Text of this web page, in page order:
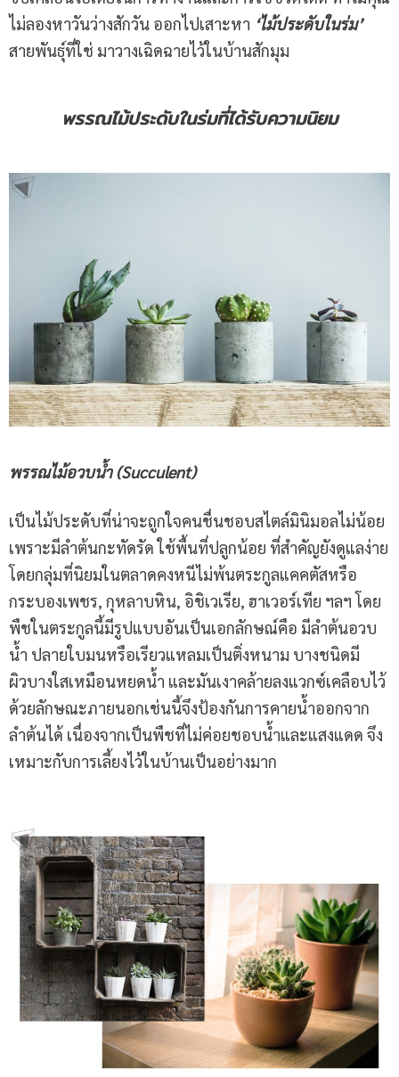
ไม่ลองหาวันว่างสักวัน ออกไปเสาะหา ‘ไม้ประดับในร่ม’
สายพันธุ์ที่ใช่ มาวางเฉิดฉายไว้ในบ้านสักมุม
พรรณไม้ประดับในร่มที่ได้รับความนิยม
พรรณไม้อวบน้ำ (Succulent)
เป็นไม้ประดับที่น่าจะถูกใจคนชื่นชอบสไตล์มินิมอลไม่น้อย
เพราะมีลำต้นกะทัดรัด ใช้พื้นที่ปลูกน้อย ที่สำคัญยังดูแลง่าย
โดยกลุ่มที่นิยมในตลาดคงหนีไม่พ้นตระกูลแคคตัสหรือ
กระบองเพชร, กุหลาบหิน, อิชิเวเรีย, ฮาเวอร์เทีย ฯลฯ โดย
พืชในตระกูลนี้มีรูปแบบอันเป็นเอกลักษณ์คือ มีลำต้นอวบ
น้ำ ปลายใบมนหรือเรียวแหลมเป็นติ่งหนาม บางชนิดมี
ผิวบางใสเหมือนหยดน้ำ และมันเงาคล้ายลงแวกซ์เคลือบไว้
ด้วยลักษณะภายนอกเช่นนี้จึงป้องกันการคายน้ำออกจาก
ลำต้นได้ เนื่องจากเป็นพืชที่ไม่ค่อยชอบน้ำและแสงแดด จึง
เหมาะกับการเลี้ยงไว้ในบ้านเป็นอย่างมาก